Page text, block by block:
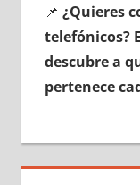
📌 ¿Quieres
telefónicos?
descubre а
pertenece